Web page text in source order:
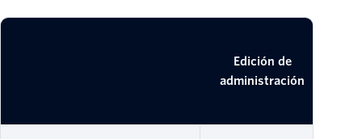
Edición de
administración